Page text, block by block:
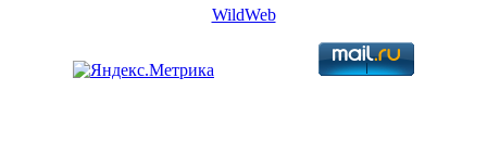
WildWeb